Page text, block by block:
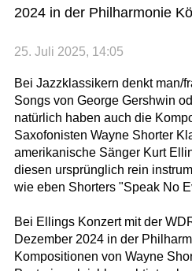
2024 in der Philharmonie
25. Juli 2025, 14:05
Bei Jazzklassikern denkt man/
Songs von George Gershwin
natürlich haben auch die
Saxofonisten Wayne Shorter
amerikanische Sänger Kurt
diesen ursprünglich rein
wie eben Shorters "Speak No
Bei Ellings Konzert mit der
Dezember 2024 in der
Kompositionen von Wayne